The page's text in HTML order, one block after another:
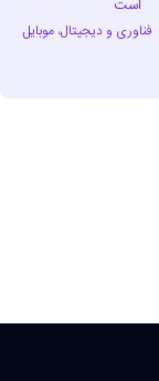
است
فناوری و دیجیتال،موبایل